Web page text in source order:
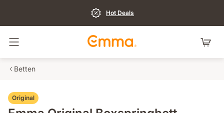
Hot Deals
Navigation umschalten
Betten
Original